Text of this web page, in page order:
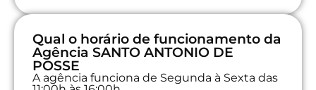
Qual o horário de funcionamento da
Agência SANTO ANTONIO DE
POSSE
A agência funciona de Segunda à Sexta das